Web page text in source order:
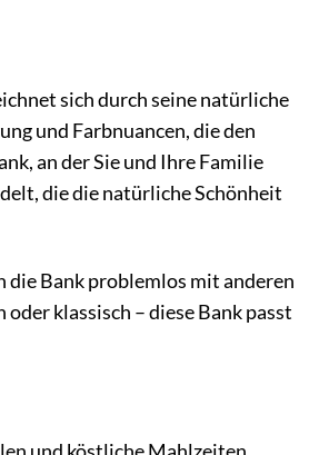
sich durch seine natürliche
und Farbnuancen, die den
an der Sie und Ihre Familie
die die natürliche Schönheit
die Bank problemlos mit anderen
klassisch – diese Bank passt